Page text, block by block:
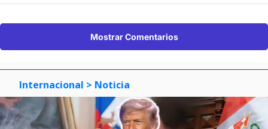
Mostrar Comentarios
Internacional > Noticia